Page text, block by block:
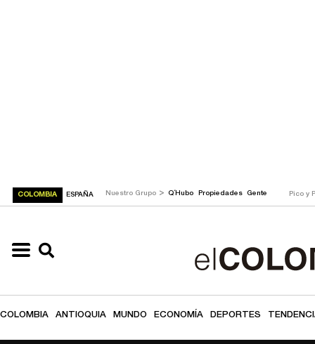
COLOMBIA ESPAÑA Nuestro Grupo > Q´Hubo Propiedades Gente Pico y
COLOMBIA ANTIOQUIA MUNDO ECONOMÍA DEPORTES